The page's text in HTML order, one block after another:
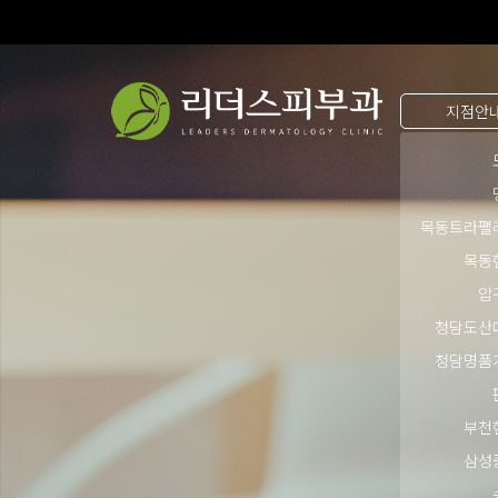
지점안
목동트라팰
목동
압
청담도산
청담명품
부천
삼성